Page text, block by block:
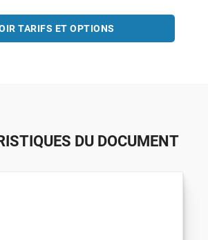
TARIFS ET OPTIONS
DU DOCUMENT